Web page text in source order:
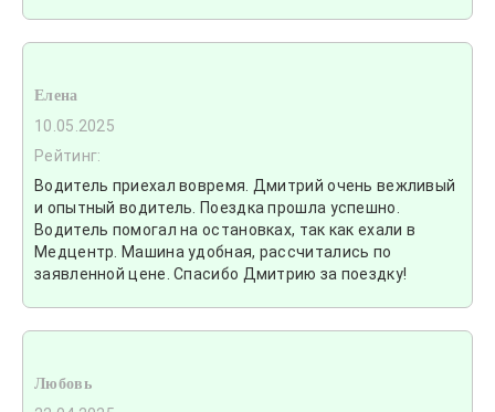
Елена
10.05.2025
Рейтинг:
Водитель приехал вовремя. Дмитрий очень вежливый
и опытный водитель. Поездка прошла успешно.
Водитель помогал на остановках, так как ехали в
Медцентр. Машина удобная, рассчитались по
заявленной цене. Спасибо Дмитрию за поездку!
Любовь